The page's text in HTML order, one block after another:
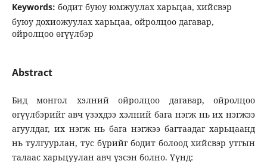
Keywords: бодит буюу юмжуулах харьцаа, хийсвэр
буюу дохиожуулах харьцаа, ойролцоо дагавар,
ойролцоо өгүүлбэр
Abstract
Бид монгол хэлний ойролцоо дагавар, ойролцоо
өгүүлбэрийг авч үзэхдээ хэлний бага нэгж нь их нэгжээ
агуулдаг, их нэгж нь бага нэгжээ багтаадаг харьцаанд
нь тулгуурлан, тус бүрийг бодит болоод хийсвэр утгын
талаас харьцуулан авч үзсэн болно. Үүнд: